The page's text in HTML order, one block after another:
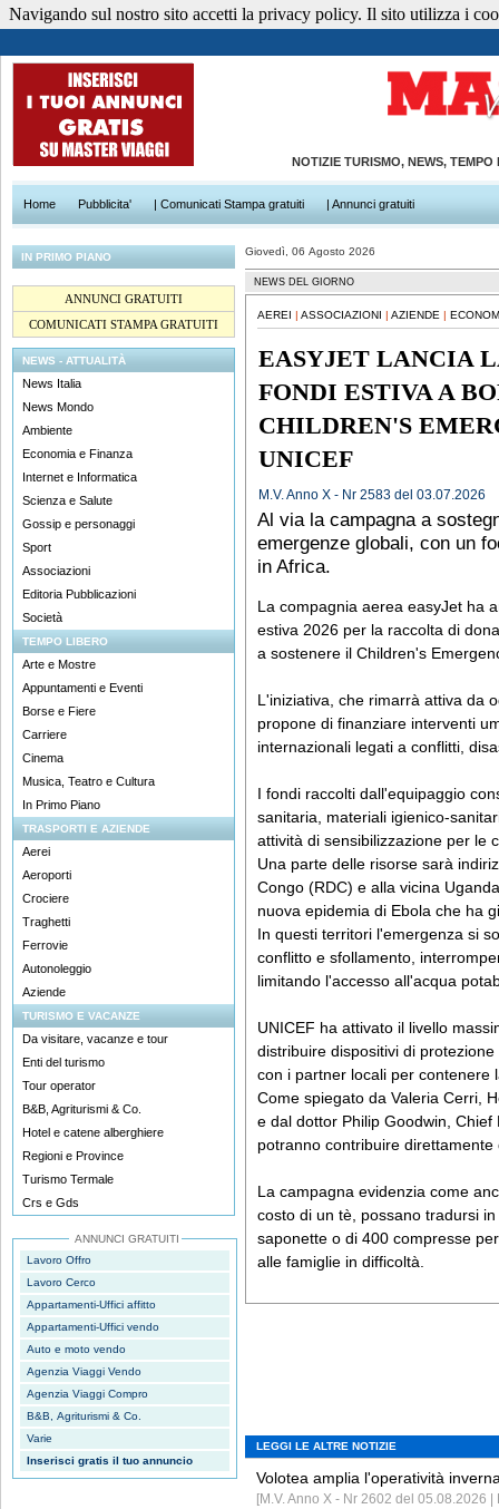
NOTIZIE TURISMO, NEWS,
Home Pubblicita' | Comunicati Stampa gratuiti | Annunci gratuiti
IN PRIMO PIANO
ANNUNCI GRATUITI
COMUNICATI STAMPA GRATUITI
NEWS - ATTUALITÀ
News Italia
News Mondo
Ambiente
Economia e Finanza
Internet e Informatica
Scienza e Salute
Gossip e personaggi
Sport
Associazioni
Editoria Pubblicazioni
Società
TEMPO LIBERO
Arte e Mostre
Appuntamenti e Eventi
Borse e Fiere
Carriere
Cinema
Musica, Teatro e Cultura
In Primo Piano
TRASPORTI E AZIENDE
Aerei
Aeroporti
Crociere
Traghetti
Ferrovie
Autonoleggio
Aziende
TURISMO E VACANZE
Da visitare, vacanze e tour
Enti del turismo
Tour operator
B&B, Agriturismi & Co.
Hotel e catene alberghiere
Regioni e Province
Turismo Termale
Crs e Gds
ANNUNCI GRATUITI
Lavoro Offro
Lavoro Cerco
Appartamenti-Uffici affitto
Appartamenti-Uffici vendo
Auto e moto vendo
Agenzia Viaggi Vendo
Agenzia Viaggi Compro
B&B, Agriturismi & Co.
Varie
Inserisci gratis il tuo annuncio
Giovedì, 06 Agosto 2026
NEWS DEL GIORNO
AEREI | ASSOCIAZIONI | AZIENDE |
EASYJET LANCIA
FONDI ESTIVA A
CHILDREN'S
UNICEF
M.V. Anno X - Nr 2583 del 03.07.2026
Al via la campagna a
emergenze globali, con un
in Africa.
La compagnia aerea easyJet ha
estiva 2026 per la raccolta di
a sostenere il Children's
L'iniziativa, che rimarrà attiva da
propone di finanziare interventi
internazionali legati a conflitti,
I fondi raccolti dall'equipaggio
sanitaria, materiali igienico-
attività di sensibilizzazione per le
Una parte delle risorse sarà
Congo (RDC) e alla vicina
nuova epidemia di Ebola che ha
In questi territori l'emergenza si
conflitto e sfollamento,
limitando l'accesso all'acqua
UNICEF ha attivato il livello
distribuire dispositivi di
con i partner locali per contenere
Come spiegato da Valeria Cerri,
e dal dottor Philip Goodwin,
potranno contribuire
La campagna evidenzia come
costo di un tè, possano tradursi
saponette o di 400 compresse
alle famiglie in difficoltà.
LEGGI LE ALTRE NOTIZIE
Volotea amplia l'operatività
[M.V. Anno X - Nr 2602 del 05.08.2026 |
Navigando sul nostro sito accetti la privacy policy. Il sito utilizza i